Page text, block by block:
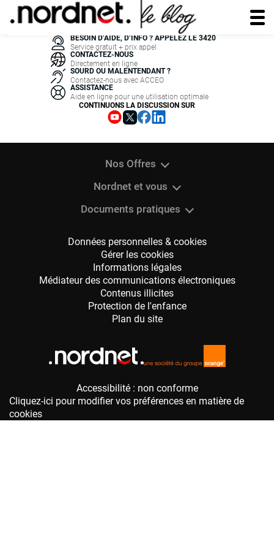
Accessibilité : non conforme
Cliquez-ici pour modifier vos préférences en matière de
cookies